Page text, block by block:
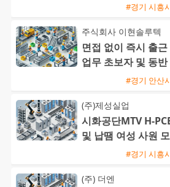
#경기 시흥
주식회사 이현솔루텍
면접 없이 즉시 출
업무 초보자 및 동
#경기 안산
(주)제성실업
시화공단MTV H-
및 납땜 여성 사원
#경기 시흥
(주) 더엔